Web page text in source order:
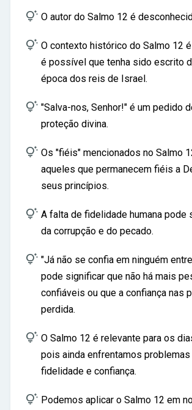
 O autor do Salmo 12 é
 O contexto histórico do Salmo 12
é possível que tenha sido escrito
época dos reis de Israel.
 "Salva-nos, Senhor!" é um pedido
proteção divina.
 Os "fiéis" mencionados no Salmo
aqueles que permanecem fiéis a
seus princípios.
 A falta de fidelidade humana pode
da corrupção e do pecado.
 "Já não se confia em ninguém
pode significar que não há mais
confiáveis ou que a confiança nas
perdida.
 O Salmo 12 é relevante para os
pois ainda enfrentamos
fidelidade e confiança.
 Podemos aplicar o Salmo 12 em